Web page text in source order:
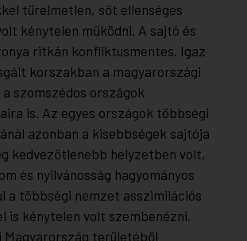
türelmetlen, sőt ellenséges
kénytelen működni. A sajtó és
ritkán konfliktusmentes. Igaz
korszakban a magyarországi
szomszédos országok
is. Az egyes országok többségi
azonban a kisebbségek sajtója
kedvezőtlenebb helyzetben volt,
és nyilvánosság hagyományos
a többségi nemzet asszimilációs
is kénytelen volt szembenézni.
területéből